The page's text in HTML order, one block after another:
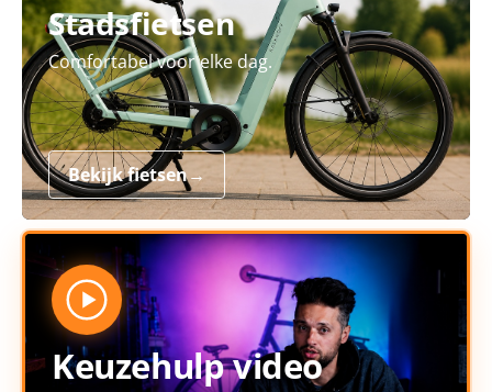
Stadsfietsen
Comfortabel voor elke dag.
Bekijk fietsen→
Keuzehulp video